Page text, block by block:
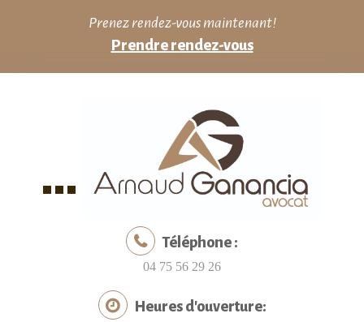
Prenez rendez-vous maintenant!
Prendre rendez-vous
Téléphone :
04 75 56 29 26
Heures d'ouverture: